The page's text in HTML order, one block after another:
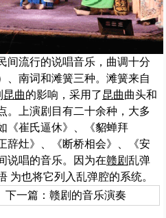
间流行的说唱音乐，曲调十分
、南词和滩簧三种。滩簧来自
昆曲的影响，采用了昆曲曲头和
。上演剧目有二十余种，大多
《崔氏逼休》、《貂蝉拜
辞灶》、《断桥相会》、《安
说唱的音乐。因为在赣剧乱弹
为也将它列入乱弹腔的系统。
下一篇：赣剧的音乐演奏